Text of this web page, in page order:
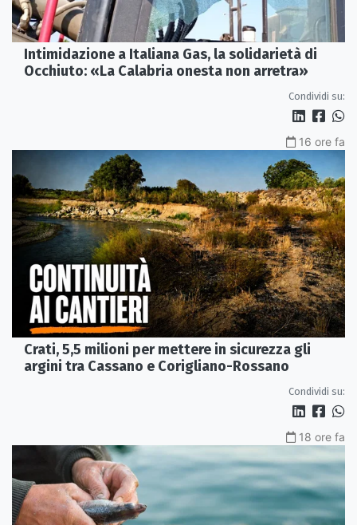
Intimidazione a Italiana Gas, la solidarietà di
Occhiuto: «La Calabria onesta non arretra»
Condividi su:
16 ore fa
Crati, 5,5 milioni per mettere in sicurezza gli
argini tra Cassano e Corigliano-Rossano
Condividi su:
18 ore fa